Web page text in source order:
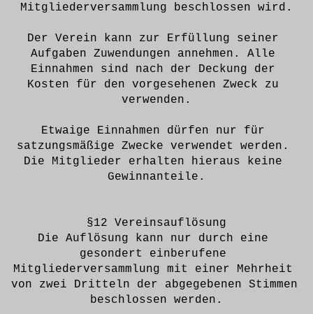
Mitgliederversammlung beschlossen wird.
Der Verein kann zur Erfüllung seiner
Aufgaben Zuwendungen annehmen. Alle
Einnahmen sind nach der Deckung der
Kosten für den vorgesehenen Zweck zu
verwenden.
Etwaige Einnahmen dürfen nur für
satzungsmäßige Zwecke verwendet werden.
Die Mitglieder erhalten hieraus keine
Gewinnanteile.
§12 Vereinsauflösung
Die Auflösung kann nur durch eine
gesondert einberufene
Mitgliederversammlung mit einer Mehrheit
von zwei Dritteln der abgegebenen Stimmen
beschlossen werden.